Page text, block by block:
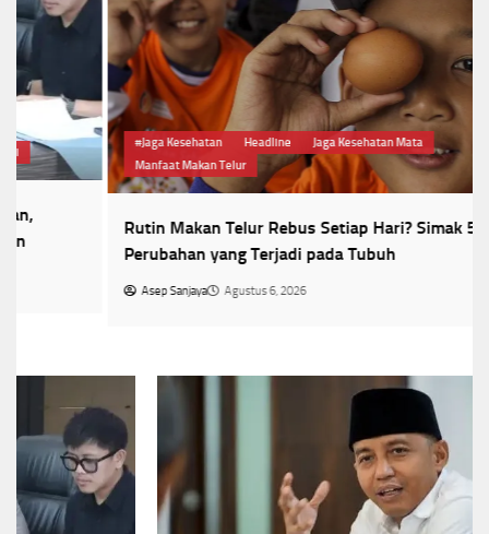
#Jaga Kesehatan Headline
Jaga Kesehatan Mata
Manfaat Makan Telur
Rutin Makan Telur Rebus Setiap Hari? Simak 5
Perubahan yang Terjadi pada Tubuh
Agustus 6, 2026